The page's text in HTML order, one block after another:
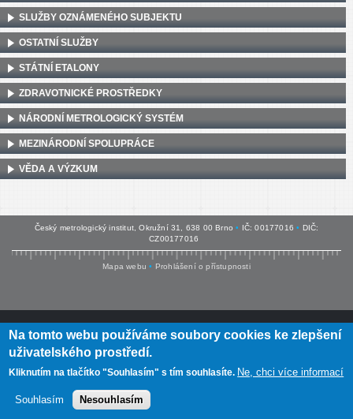
SLUŽBY OZNÁMENÉHO SUBJEKTU
OSTATNÍ SLUŽBY
STÁTNÍ ETALONY
ZDRAVOTNICKÉ PROSTŘEDKY
NÁRODNÍ METROLOGICKÝ SYSTÉM
MEZINÁRODNÍ SPOLUPRÁCE
VĚDA A VÝZKUM
Český metrologický institut, Okružní 31, 638 00 Brno • IČ: 00177016 • DIČ:
CZ00177016
Mapa webu • Prohlášení o přístupnosti
Na tomto webu používáme soubory cookies ke zlepšení
uživatelského prostředí.
Kliknutím na tlačítko "Souhlasím" s tím souhlasíte. Ne, chci více informací
Souhlasím Nesouhlasím